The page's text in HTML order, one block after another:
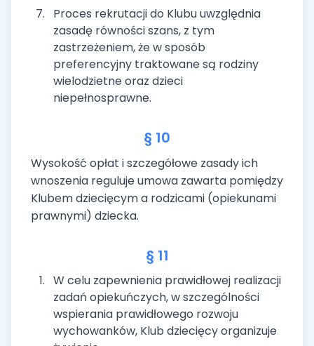
Proces rekrutacji do Klubu uwzględnia
zasadę równości szans, z tym
zastrzeżeniem, że w sposób
preferencyjny traktowane są rodziny
wielodzietne oraz dzieci
niepełnosprawne.
§ 10
Wysokość opłat i szczegółowe zasady ich
wnoszenia reguluje umowa zawarta pomiędzy
Klubem dziecięcym a rodzicami (opiekunami
prawnymi) dziecka.
§ 11
W celu zapewnienia prawidłowej realizacji
zadań opiekuńczych, w szczególności
wspierania prawidłowego rozwoju
wychowanków, Klub dziecięcy organizuje